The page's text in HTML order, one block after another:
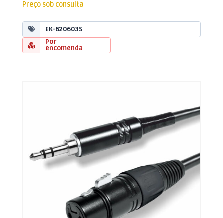
Preço sob consulta
EK-620603S
Por
encomenda